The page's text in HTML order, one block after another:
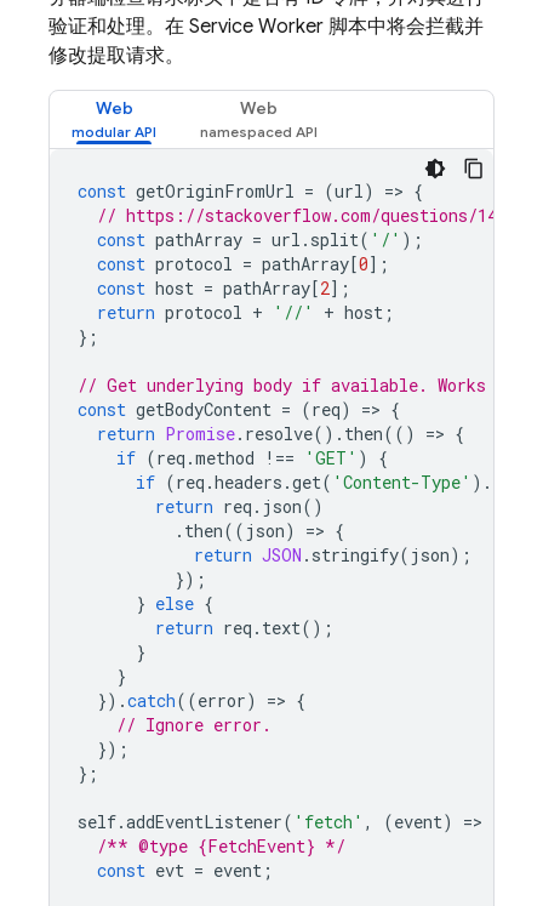
验证和处理。在 Service Worker 脚本中将会拦截并
修改提取请求。
Web Web
const getOriginFromUrl = (url) => {
// https://stackoverflow.com/questions/
const pathArray = url . split( '/' );
const protocol = pathArray[0];
const host = pathArray[2];
return protocol + '//' + host ;
};
// Get underlying body if available. Works for
const getBodyContent = (req) => {
return Promise. resolve(). then(() => {
if (req .method !== 'GET' )
{
if (req .headers .get( 'Content-Type' ).
return req . json()
. then(( json) => {
return JSON . stringify( json);
});
} else {
return req . text();
}
}
}).catch((error) => {
// Ignore error.
});
};
self.addEventListener( 'fetch' , (event) =>
/** @type {FetchEvent} */
const evt = event ;